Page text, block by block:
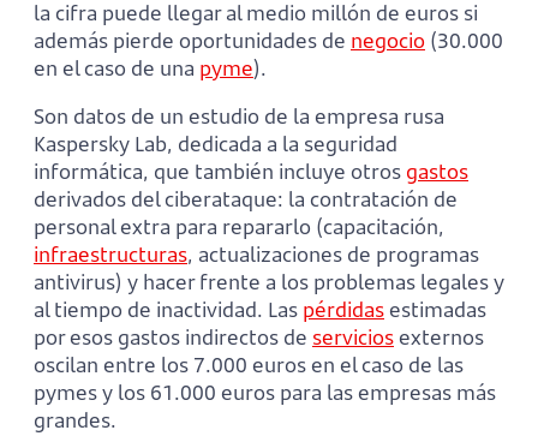
la cifra puede llegar al medio millón de euros si
además pierde oportunidades de negocio (30.000
en el caso de una pyme).
Son datos de un estudio de la empresa rusa
Kaspersky Lab, dedicada a la seguridad
informática, que también incluye otros gastos
derivados del ciberataque: la contratación de
personal extra para repararlo (capacitación,
infraestructuras, actualizaciones de programas
antivirus) y hacer frente a los problemas legales y
al tiempo de inactividad. Las pérdidasestimadas
por esos gastos indirectos de serviciosexternos
oscilan entre los 7.000 euros en el caso de las
pymes y los 61.000 euros para las empresas más
grandes.